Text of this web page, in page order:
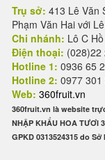
Trụ sở: 413 Lê Văn
Phạm Văn Hai với
Chi nhánh: Lô C
Điện thoại: (028)22
Hotline 1: 0936 65
Hotline 2: 0977
Web: 360fruit.vn
360fruit.vn là website
NHẬP KHẨU HOA TƯƠI
GPKD 0313524315 do